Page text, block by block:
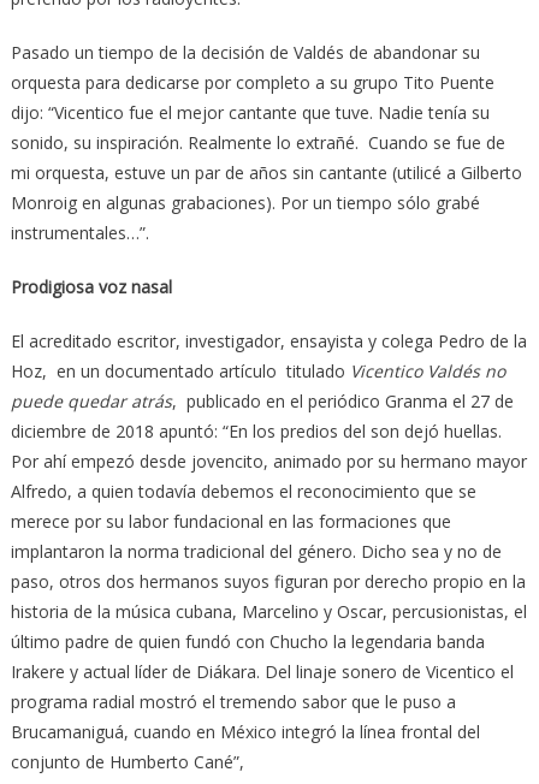
Pasado un tiempo de la decisión de Valdés de abandonar su
orquesta para dedicarse por completo a su grupo Tito Puente
dijo: “Vicentico fue el mejor cantante que tuve. Nadie tenía su
sonido, su inspiración. Realmente lo extrañé. Cuando se fue de
mi orquesta, estuve un par de años sin cantante (utilicé a Gilberto
Monroig en algunas grabaciones). Por un tiempo sólo grabé
instrumentales…”.
Prodigiosa voz nasal
El acreditado escritor, investigador, ensayista y colega Pedro de la
Hoz, en un documentado artículo titulado Vicentico Valdés no
puede quedar atrás, publicado en el periódico Granma el 27 de
diciembre de 2018 apuntó: “En los predios del son dejó huellas.
Por ahí empezó desde jovencito, animado por su hermano mayor
Alfredo, a quien todavía debemos el reconocimiento que se
merece por su labor fundacional en las formaciones que
implantaron la norma tradicional del género. Dicho sea y no de
paso, otros dos hermanos suyos figuran por derecho propio en la
historia de la música cubana, Marcelino y Oscar, percusionistas, el
último padre de quien fundó con Chucho la legendaria banda
Irakere y actual líder de Diákara. Del linaje sonero de Vicentico el
programa radial mostró el tremendo sabor que le puso a
Brucamaniguá, cuando en México integró la línea frontal del
conjunto de Humberto Cané”,